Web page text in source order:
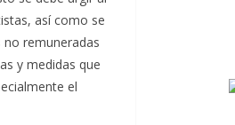
así como se
remuneradas
y medidas que
el